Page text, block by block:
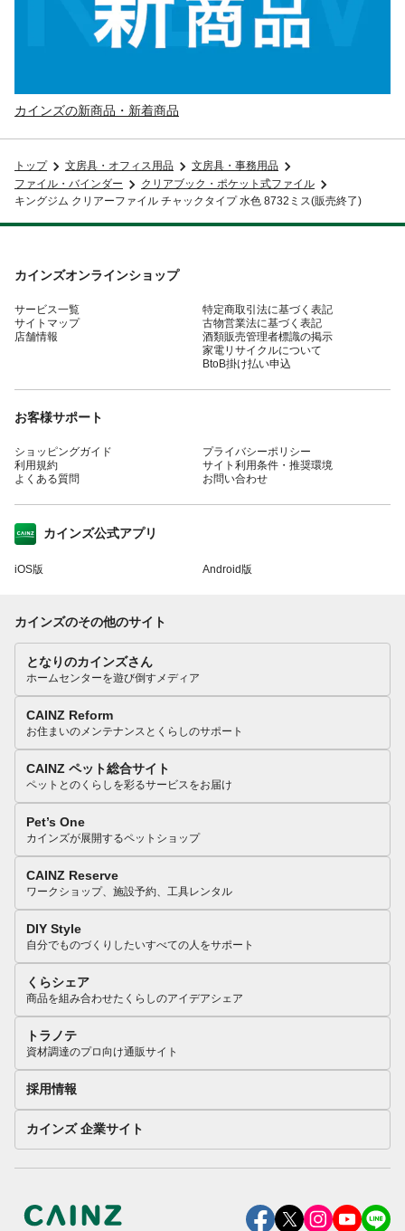
カインズの新商品・新着商品
トップ 文房具・オフィス用品
文房具・事務用品
ファイル・バインダー
クリアブック・ポケット式ファイル
キングジム クリアーファイル チャックタイプ 水色 8732ミス(販売終了)
カインズオンラインショップ
サービス一覧
サイトマップ
店舗情報
特定商取引法に基づく表記
古物営業法に基づく表記
酒類販売管理者標識の掲示
家電リサイクルについて
BtoB掛け払い申込
お客様サポート
ショッピングガイド
利用規約
よくある質問
プライバシーポリシー
サイト利用条件・推奨環境
お問い合わせ
カインズ公式アプリ
iOS版 Android版
カインズのその他のサイト
となりのカインズさん
ホームセンターを遊び倒すメディア
CAINZ Reform
お住まいのメンテナンスとくらしのサポート
CAINZ ペット総合サイト
ペットとのくらしを彩るサービスをお届け
Pet’s One
カインズが展開するペットショップ
CAINZ Reserve
ワークショップ、施設予約、工具レンタル
DIY Style
自分でものづくりしたいすべての人をサポート
くらシェア
商品を組み合わせたくらしのアイデアシェア
トラノテ
資材調達のプロ向け通販サイト
採用情報
カインズ 企業サイト